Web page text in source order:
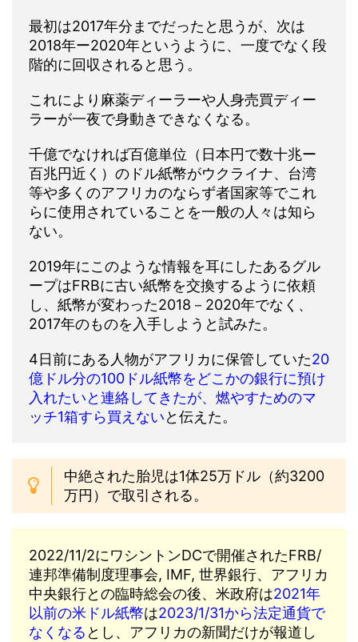
最初は2017年分までだったと思うが、次は
2018年ー2020年というように、一度でなく段
階的に回収されると思う。
これにより麻薬ディーラーや人身売買ディー
ラーが一夜で身動きできなくなる。
千億でなければ百億単位（日本円で数十兆ー
百兆円近く）のドル紙幣がウクライナ、台湾
等や多くのアフリカのならず者国家等でこれ
らに使用されていることを一般の人々は知ら
ない。
2019年にこのような情報を耳にしたあるグル
ープはFRBに古い紙幣を交換するように依頼
し、紙幣が変わった2018－2020年でなく、
2017年のものを入手しようと試みた。
4日前にある人物がアフリカに保管していた20
億ドル分の100ドル紙幣をどこかの銀行に預け
入れたいと連絡してきたが、燃やすためのマ
ッチ1箱すら買えないと伝えた。
中絶された胎児は1体25万ドル（約3200
万円）で取引される。
2022/11/2にワシントンDCで開催されたFRB/
連邦準備制度理事会, IMF, 世界銀行、アフリカ
中央銀行との臨時総会の後、米政府は2021年
以前の米ドル紙幣は2023/1/31から法定通貨で
なくなる とし、アフリカの新聞だけが報道し